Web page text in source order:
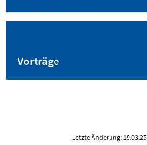
Vorträge
Letzte Änderung: 19.03.25